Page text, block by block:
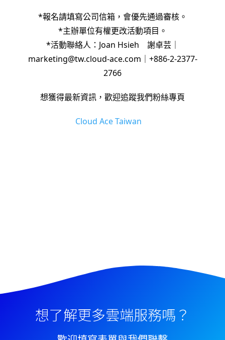
*報名請填寫公司信箱，會優先通過審核。
*主辦單位有權更改活動項目。
*活動聯絡人：Joan Hsieh 謝卓芸｜
marketing@tw.cloud-ace.com｜+886-2-2377-
2766
想獲得最新資訊，歡迎追蹤我們粉絲專頁
Cloud Ace Taiwan
想了解更多雲端服務嗎？